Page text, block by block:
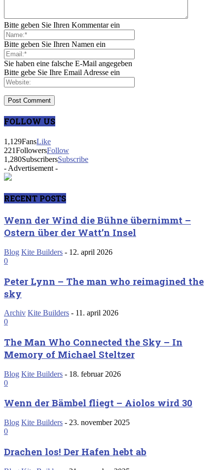
Bitte geben Sie Ihren Kommentar ein
Bitte geben Sie Ihren Namen ein
Sie haben eine falsche E-Mail angegeben
Bitte gebe Sie Ihre Email Adresse ein
FOLLOW US
1,129FansLike
221FollowersFollow
1,280SubscribersSubscribe
- Advertisement -
RECENT POSTS
Wenn der Wind die Bühne übernimmt –
Ostern über der Watt’n Insel
Blog Kite Builders - 12. april 2026
0
Peter Lynn – The man who reimagined the
sky
Archiv Kite Builders - 11. april 2026
0
The Man Who Connected the Sky – In
Memory of Michael Steltzer
Blog Kite Builders - 18. februar 2026
0
Wenn der Bämbel fliegt – Aiolos wird 30
Blog Kite Builders - 23. november 2025
0
Drachen los! Der Hafen hebt ab